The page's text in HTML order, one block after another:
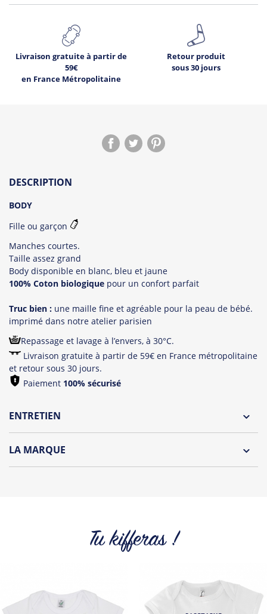
Livraison gratuite à partir de
59€
en France Métropolitaine
Retour produit
sous 30 jours
DESCRIPTION
BODY
Fille ou garçon
Manches courtes.
Taille assez grand
Body disponible en blanc, bleu et jaune
100% Coton biologique pour un confort parfait
Truc bien : une maille fine et agréable pour la peau de bébé.
imprimé dans notre atelier parisien
Repassage et lavage à l’envers, à 30°C.
Livraison gratuite à partir de 59€ en France métropolitaine
et retour sous 30 jours.
Paiement 100% sécurisé
ENTRETIEN
LA MARQUE
Tu kifferas !